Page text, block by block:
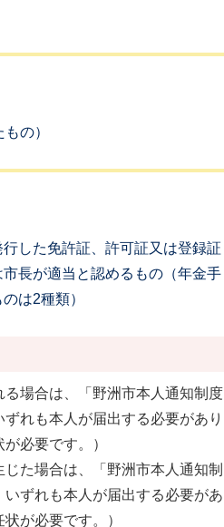
の）
した免許証、許可証又は登録証
長が適当と認めるもの（年金手
は2種類）
場合は、「野洲市本人通知制度
れも本人が届出する必要があり
必要です。）
た場合は、「野洲市本人通知制
ずれも本人が届出する必要があ
が必要です。）